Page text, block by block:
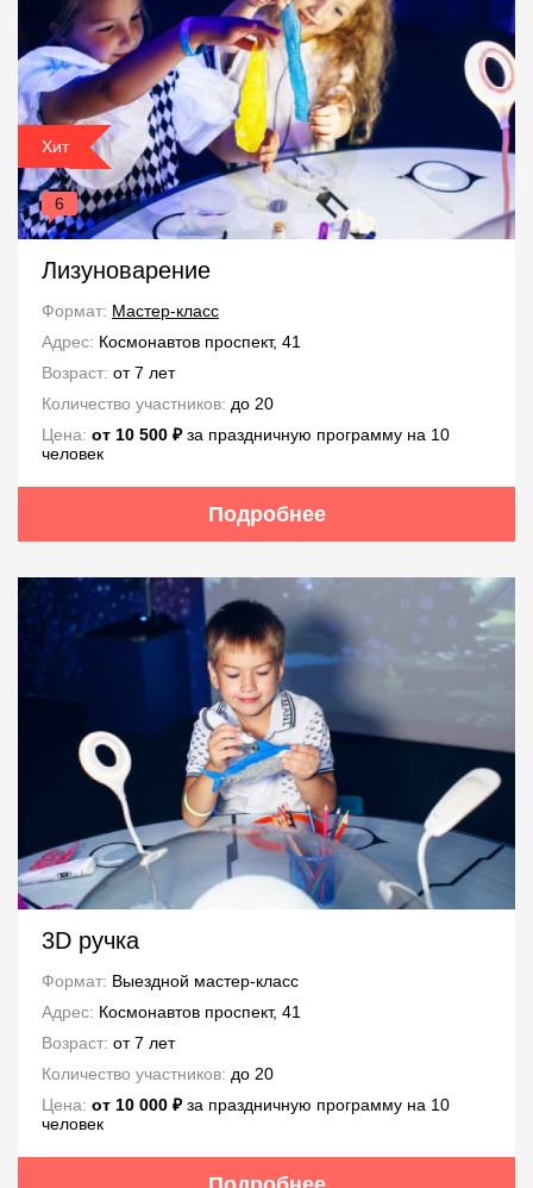
Хит
6
Лизуноварение
Формат: Мастер-класс
Адрес: Космонавтов проспект, 41
Возраст: от 7 лет
Количество участников: до 20
Цена: от 10 500 ₽за праздничную программу на 10
человек
Подробнее
3D ручка
Формат: Выездной мастер-класс
Адрес: Космонавтов проспект, 41
Возраст: от 7 лет
Количество участников: до 20
Цена: от 10 000 ₽за праздничную программу на 10
человек